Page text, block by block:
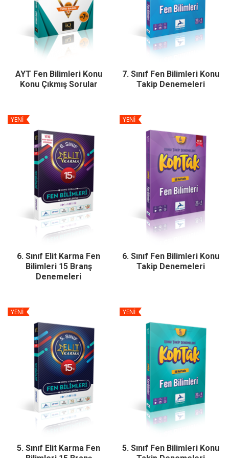
AYT Fen Bilimleri Konu
Konu Çıkmış Sorular
7. Sınıf Fen Bilimleri Konu
Takip Denemeleri
YENİ
6. Sınıf Elit Karma Fen
Bilimleri 15 Branş
Denemeleri
YENİ
6. Sınıf Fen Bilimleri Konu
Takip Denemeleri
YENİ
5. Sınıf Elit Karma Fen
YENİ
5. Sınıf Fen Bilimleri Konu